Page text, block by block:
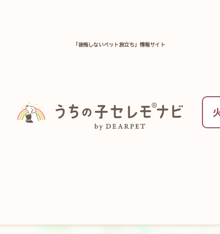
「後悔しないペット旅立ち」情報サイト
ペット葬儀のお役立ち情報一覧
大切な家族を身近に感